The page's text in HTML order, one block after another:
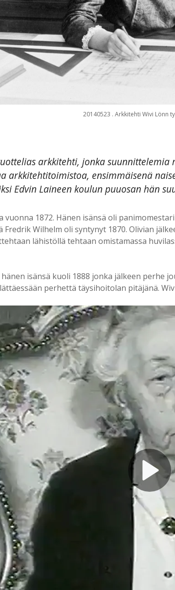
20140523 . Arkkitehti Wivi Lönn
arkkitehti, jonka
arkkitehtitoimistoa, ensimmäisenä
Edvin Laineen koulun puuosan hän
1872. Hänen isänsä oli
Wilhelm oli syntynyt 1870. Olivian
lähistöllä tehtaan omistamassa
isänsä kuoli 1888 jonka jälkeen perhe
perhettä täysihoitolan pitäjänä.